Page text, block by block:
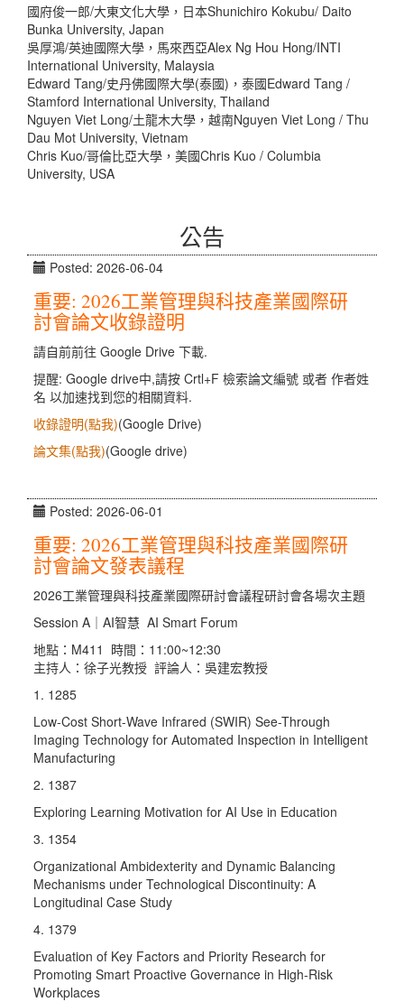
國府俊一郎/大東文化大學，日本Shunichiro Kokubu/ Daito
Bunka University, Japan
吳厚鴻/英迪國際大學，馬來西亞Alex Ng Hou Hong/INTI
International University, Malaysia
Edward Tang/史丹佛國際大學(泰國) ，泰國Edward Tang /
Stamford International University, Thailand
Nguyen Viet Long/土龍木大學，越南Nguyen Viet Long / Thu
Dau Mot University, Vietnam
Chris Kuo/哥倫比亞大學，美國Chris Kuo / Columbia
University, USA
公告
Posted: 2026-06-04
重要: 2026工業管理與科技產業國際研
討會論文收錄證明
請自前前往 Google Drive 下載.
提醒: Google drive中,請按 Crtl+F 檢索論文編號 或者 作者姓
名 以加速找到您的相關資料.
收錄證明(點我)(Google Drive)
論文集(點我)(Google drive)
Posted: 2026-06-01
重要: 2026工業管理與科技產業國際研
討會論文發表議程
2026工業管理與科技產業國際研討會議程研討會各場次主題
Session A｜AI智慧 AI Smart Forum
地點：M411 時間：11:00~12:30
主持人：徐子光教授 評論人：吳建宏教授
1. 1285
Low-Cost Short-Wave Infrared (SWIR) See-Through
Imaging Technology for Automated Inspection in Intelligent
Manufacturing
2. 1387
Exploring Learning Motivation for AI Use in Education
3. 1354
Organizational Ambidexterity and Dynamic Balancing
Mechanisms under Technological Discontinuity: A
Longitudinal Case Study
4. 1379
Evaluation of Key Factors and Priority Research for
Promoting Smart Proactive Governance in High-Risk
Workplaces